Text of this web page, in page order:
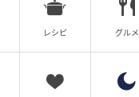
レシピ グルメ